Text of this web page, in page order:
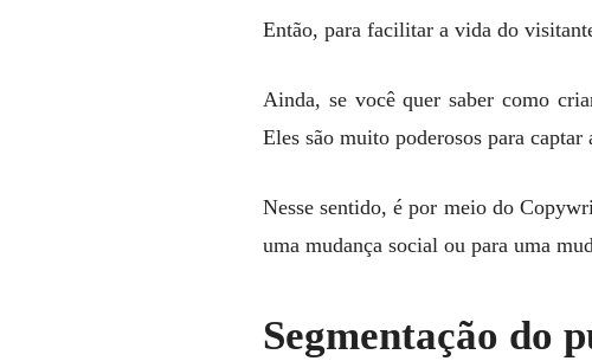
Então, para facilitar a vida do
Ainda, se você quer saber como
Eles são muito poderosos para
Nesse sentido, é por meio do
uma mudança social ou para uma
Segmentação do